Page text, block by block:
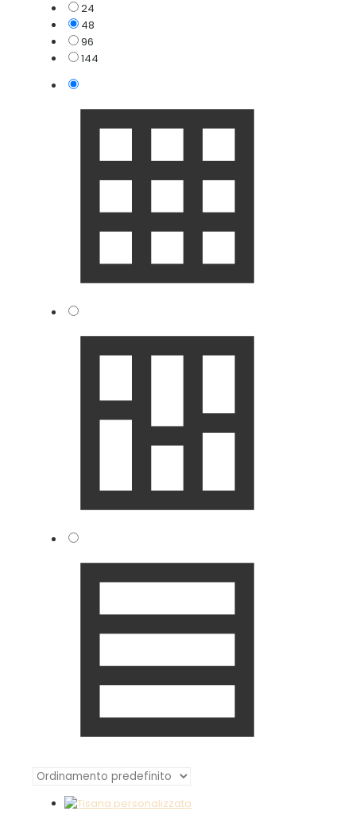
24
48
96
144